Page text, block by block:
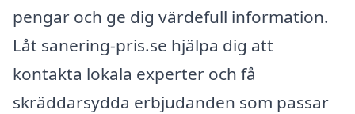
pengar och ge dig värdefull information.
Låt sanering-pris.se hjälpa dig att
kontakta lokala experter och få
skräddarsydda erbjudanden som passar